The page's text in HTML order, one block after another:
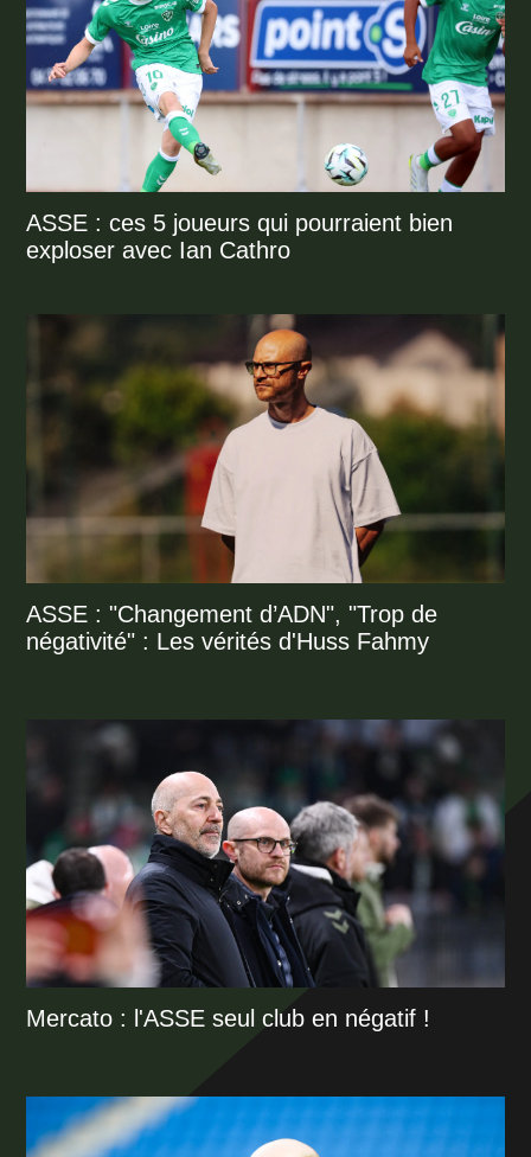
ASSE : ces 5 joueurs qui pourraient bien
exploser avec Ian Cathro
ASSE : "Changement d’ADN", "Trop de
négativité" : Les vérités d'Huss Fahmy
Mercato : l'ASSE seul club en négatif !